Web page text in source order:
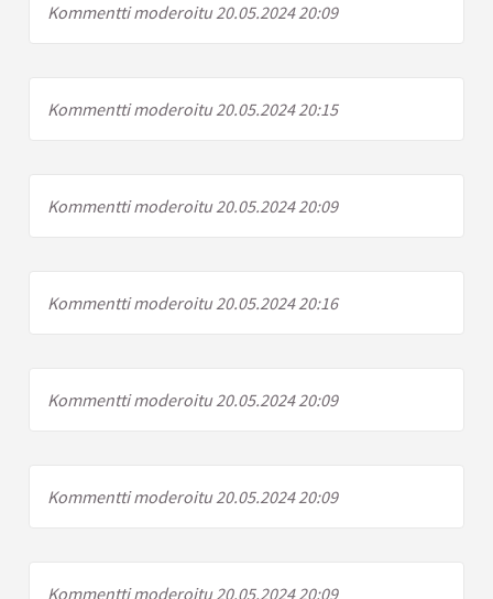
Kommentti moderoitu 20.05.2024 20:09
Kommentti moderoitu 20.05.2024 20:15
Kommentti moderoitu 20.05.2024 20:09
Kommentti moderoitu 20.05.2024 20:16
Kommentti moderoitu 20.05.2024 20:09
Kommentti moderoitu 20.05.2024 20:09
Kommentti moderoitu 20.05.2024 20:09